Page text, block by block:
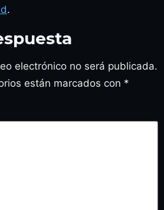
.
electrónico no será publicada.
están marcados con *